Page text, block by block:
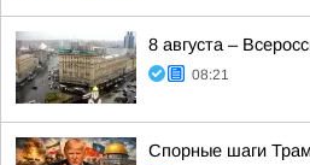
8 августа –
08:21
Спорные шаги